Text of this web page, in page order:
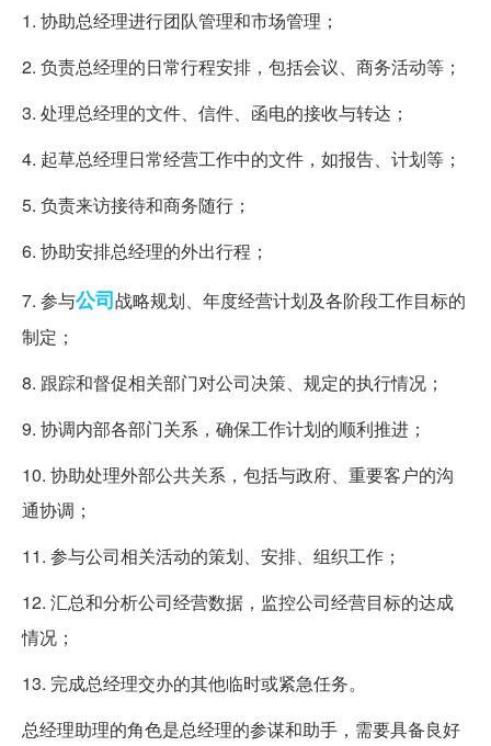
1. 协助总经理进行团队管理和市场管理；
2. 负责总经理的日常行程安排，包括会议、商务活动等；
3. 处理总经理的文件、信件、函电的接收与转达；
4. 起草总经理日常经营工作中的文件，如报告、计划等；
5. 负责来访接待和商务随行；
6. 协助安排总经理的外出行程；
7. 参与公司战略规划、年度经营计划及各阶段工作目标的
制定；
8. 跟踪和督促相关部门对公司决策、规定的执行情况；
9. 协调内部各部门关系，确保工作计划的顺利推进；
10. 协助处理外部公共关系，包括与政府、重要客户的沟
通协调；
11. 参与公司相关活动的策划、安排、组织工作；
12. 汇总和分析公司经营数据，监控公司经营目标的达成
情况；
13. 完成总经理交办的其他临时或紧急任务。
总经理助理的角色是总经理的参谋和助手，需要具备良好